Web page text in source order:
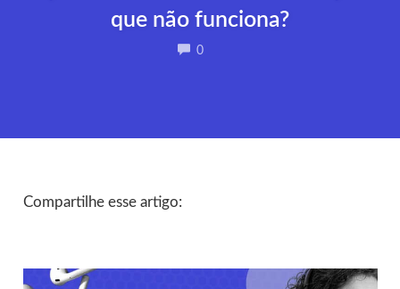
que não funciona?
0COMMENTS
Compartilhe esse artigo: